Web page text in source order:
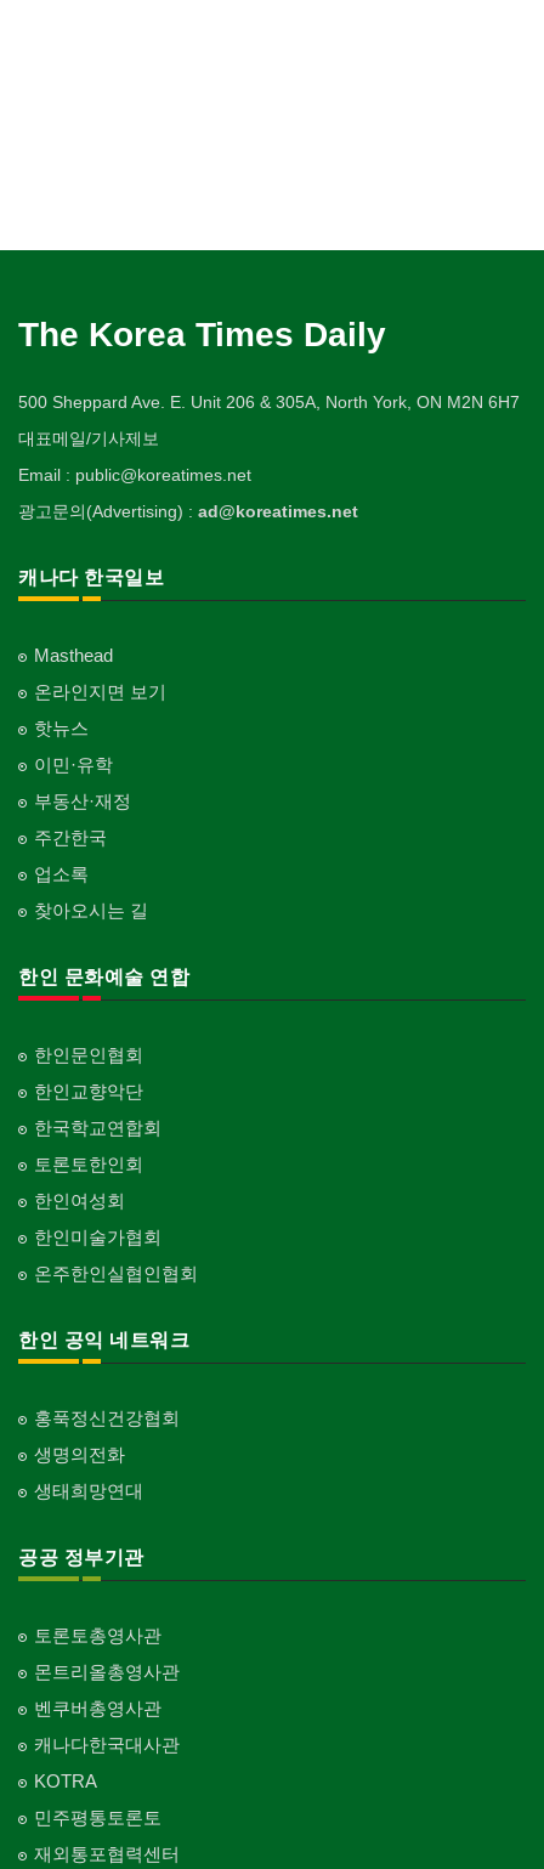
The Korea Times Daily
500 Sheppard Ave. E. Unit 206 & 305A, North York, ON M2N 6H7
대표메일/기사제보
Email : public@koreatimes.net
광고문의(Advertising) : ad@koreatimes.net
캐나다 한국일보
Masthead
온라인지면 보기
핫뉴스
이민·유학
부동산·재정
주간한국
업소록
찾아오시는 길
한인 문화예술 연합
한인문인협회
한인교향악단
한국학교연합회
토론토한인회
한인여성회
한인미술가협회
온주한인실협인협회
한인 공익 네트워크
홍푹정신건강협회
생명의전화
생태희망연대
공공 정부기관
토론토총영사관
몬트리올총영사관
벤쿠버총영사관
캐나다한국대사관
KOTRA
민주평통토론토
재외통포협력센터